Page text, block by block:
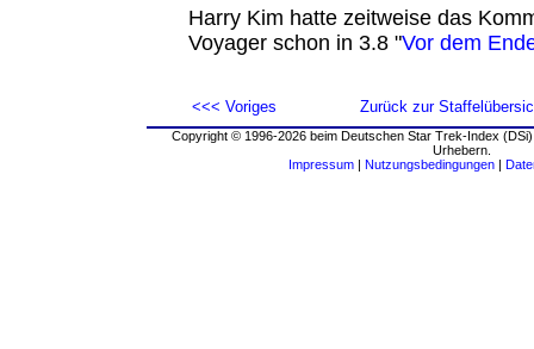
Harry Kim hatte zeitweise das
Voyager schon in 3.8 "Vor dem
<<< Voriges Zurück zur
Copyright © 1996-2026 beim Deutschen Star Trek-Index
Urhebern.
Impressum | Nutzungsbedingungen |